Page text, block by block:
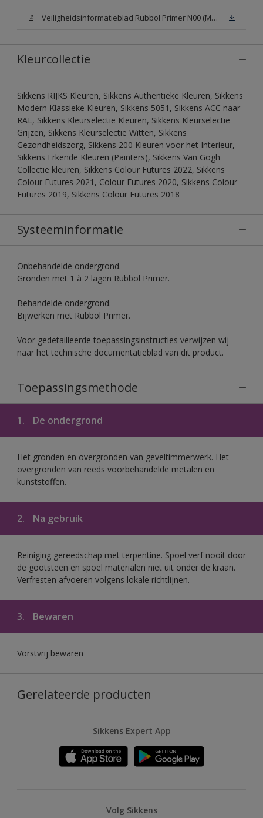
Veiligheidsinformatieblad Rubbol Primer N00 (MSDS)
Kleurcollectie
Sikkens RIJKS Kleuren, Sikkens Authentieke Kleuren, Sikkens
Modern Klassieke Kleuren, Sikkens 5051, Sikkens ACC naar
RAL, Sikkens Kleurselectie Kleuren, Sikkens Kleurselectie
Grijzen, Sikkens Kleurselectie Witten, Sikkens
Gezondheidszorg, Sikkens 200 Kleuren voor het Interieur,
Sikkens Erkende Kleuren (Painters), Sikkens Van Gogh
Collectie kleuren, Sikkens Colour Futures 2022, Sikkens
Colour Futures 2021, Colour Futures 2020, Sikkens Colour
Futures 2019, Sikkens Colour Futures 2018
Systeeminformatie
Onbehandelde ondergrond.
Gronden met 1 à 2 lagen Rubbol Primer.
Behandelde ondergrond.
Bijwerken met Rubbol Primer.
Voor gedetailleerde toepassingsinstructies verwijzen wij
naar het technische documentatieblad van dit product.
Toepassingsmethode
1. De ondergrond
Het gronden en overgronden van geveltimmerwerk. Het
overgronden van reeds voorbehandelde metalen en
kunststoffen.
2. Na gebruik
Reiniging gereedschap met terpentine. Spoel verf nooit door
de gootsteen en spoel materialen niet uit onder de kraan.
Verfresten afvoeren volgens lokale richtlijnen.
3. Bewaren
Vorstvrij bewaren
Gerelateerde producten
Sikkens Expert App
Volg Sikkens